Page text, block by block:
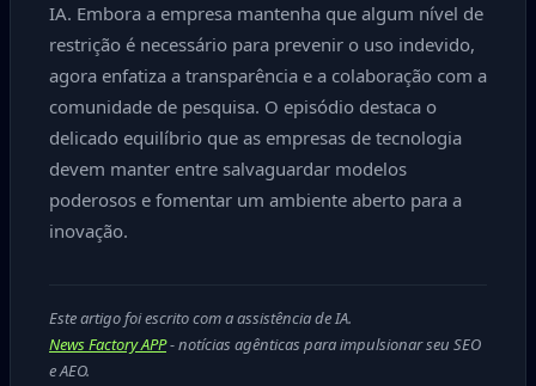
IA. Embora a empresa mantenha que algum nível de
restrição é necessário para prevenir o uso indevido,
agora enfatiza a transparência e a colaboração com a
comunidade de pesquisa. O episódio destaca o
delicado equilíbrio que as empresas de tecnologia
devem manter entre salvaguardar modelos
poderosos e fomentar um ambiente aberto para a
inovação.
Este artigo foi escrito com a assistência de IA.
News Factory APP- notícias agênticas para impulsionar seu SEO
e AEO.